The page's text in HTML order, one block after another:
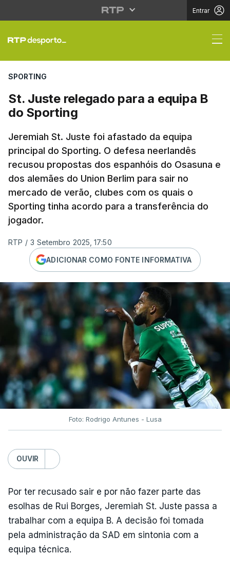
Entrar
St. Juste relegado
SPORTING
St. Juste relegado para a equipa B
do Sporting
Jeremiah St. Juste foi afastado da equipa
principal do Sporting. O defesa neerlandês
recusou propostas dos espanhóis do Osasuna e
dos alemães do Union Berlim para sair no
mercado de verão, clubes com os quais o
Sporting tinha acordo para a transferência do
jogador.
RTP / 3 Setembro 2025, 17:50
ADICIONAR COMO FONTE INFORMATIVA
Foto: Rodrigo Antunes - Lusa
OUVIR
Por ter recusado sair e por não fazer parte das
esolhas de Rui Borges, Jeremiah St. Juste passa a
trabalhar com a equipa B. A decisão foi tomada
pela administração da SAD em sintonia com a
equipa técnica.